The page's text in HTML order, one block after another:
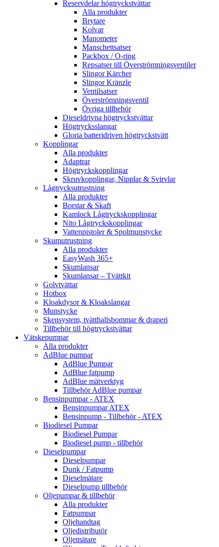
Reservdelar högtryckstvättar
Alla produkter
Brytare
Kolvar
Manometer
Manschettsatser
Packbox / O-ring
Repsatser till Överströmningsventiler
Slingor Kärcher
Slingor Kränzle
Ventilsatser
Överströmningsventil
Övriga tillbehör
Dieseldrivna högtryckstvättar
Högtrycksslangar
Gloria batteridriven högtryckstvätt
Kopplingar
Alla produkter
Adaptrar
Högtryckskopplingar
Skruvkopplingar, Nipplar & Svirvlar
Lågtrycksutrustning
Alla produkter
Borstar & Skaft
Kamlock Lågtryckskopplingar
Nito Lågtryckskopplingar
Vattenpistoler & Spolmunstycke
Skumutrustning
Alla produkter
EasyWash 365+
Skumlansar
Skumlansar – Tvättkit
Golvtvättar
Hotbox
Kloakdysor & Kloakslangar
Munstycke
Skensystem, tvätthallsbommar & draperi
Tillbehör till högtryckstvättar
Vätskepumpar
Alla produkter
AdBlue pumpar
AdBlue Pumpar
AdBlue fatpump
AdBlue mätverktyg
Tillbehör AdBlue pumpar
Bensinpumpar - ATEX
Bensinpumpar ATEX
Bensinpump - Tillbehör - ATEX
Biodiesel Pumpar
Biodiesel Pumpar
Biodiesel pump - tillbehör
Dieselpumpar
Dieselpumpar
Dunk / Fatpump
Dieselmätare
Dieselpump tillbehör
Oljepumpar & tillbehör
Alla produkter
Fatpumpar
Oljehandtag
Oljedistributör
Oljemätare